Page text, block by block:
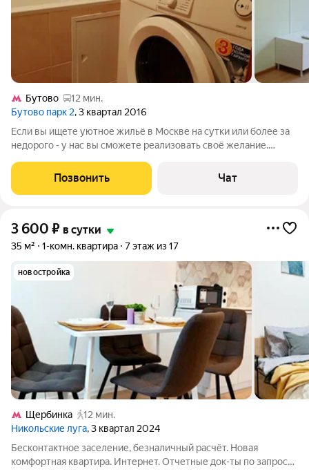
Бутово
12 мин.
Бутово парк 2, 3 квартал 2016
Если вы ищете уютное жильё в Москве на сутки или более за
недорого - у нас вы сможете реализовать своё желание.
Бульвар Дмитрия Донского. Двор и соседи спокойные и тихие,
вы сможете замечательно
Позвонить Чат
3 600 ₽ в сутки
35 м² 1-комн. квартира 7 этаж из 17
новостройка
Щербинка
12 мин.
Никольские луга, 3 квартал 2024
Бесконтактное заселение, безналичный расчёт. Новая
комфортная квартира. Интернет. Отчетные док-ты по запросу.